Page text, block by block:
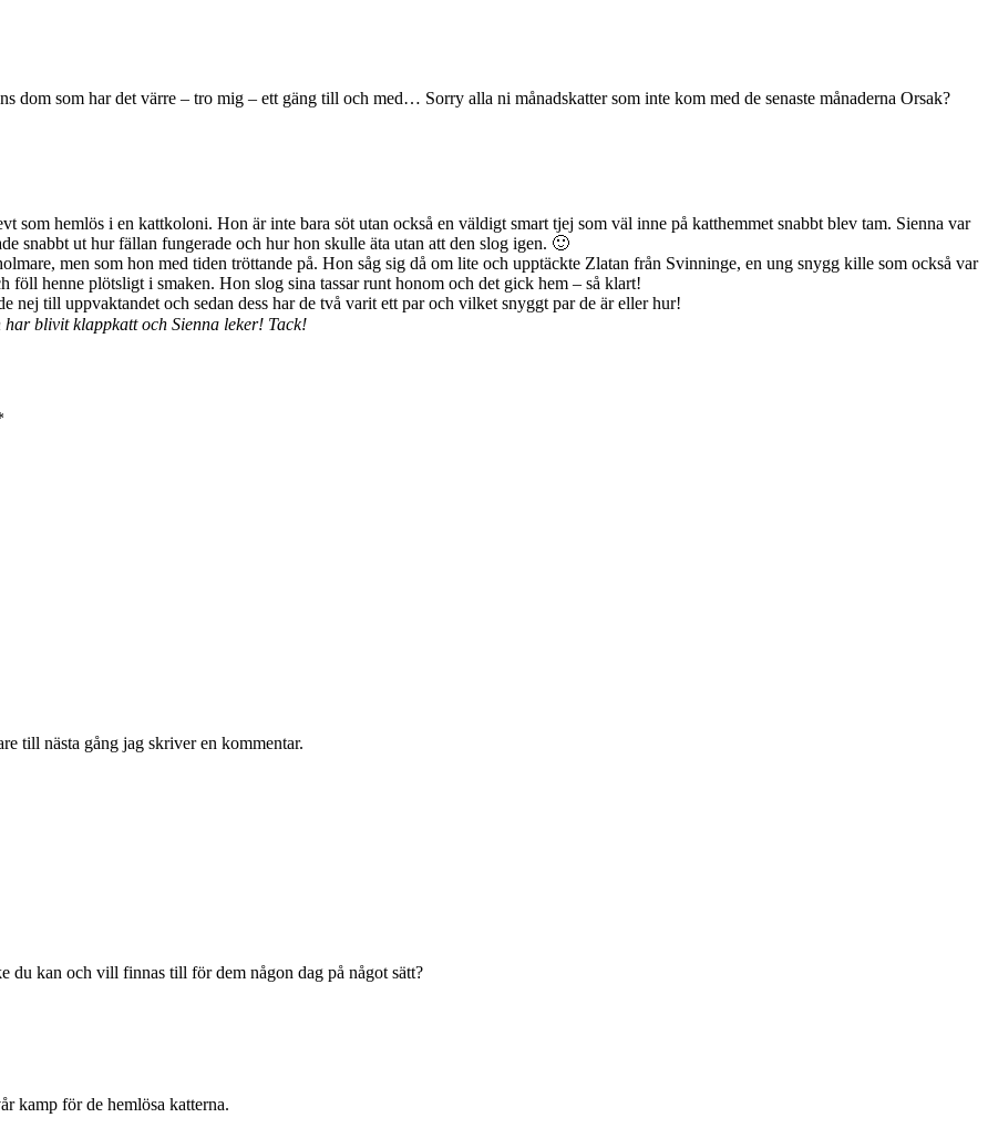
som har det värre – tro mig – ett gäng till och med… Sorry alla ni månadskatter som inte kom med de senaste månaderna Orsak?
som hemlös i en kattkoloni. Hon är inte bara söt utan också en väldigt smart tjej som väl inne på katthemmet snabbt blev tam. Sienna var
snabbt ut hur fällan fungerade och hur hon skulle äta utan att den slog igen. 🙂
men som hon med tiden tröttande på. Hon såg sig då om lite och upptäckte Zlatan från Svinninge, en ung snygg kille som också var
henne plötsligt i smaken. Hon slog sina tassar runt honom och det gick hem – så klart!
nej till uppvaktandet och sedan dess har de två varit ett par och vilket snyggt par de är eller hur!
blivit klappkatt och Sienna leker! Tack!
till nästa gång jag skriver en kommentar.
du kan och vill finnas till för dem någon dag på något sätt?
kamp för de hemlösa katterna.